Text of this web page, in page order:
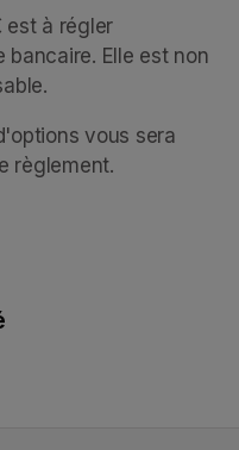
est à régler
Elle est non
vous sera
règlement.